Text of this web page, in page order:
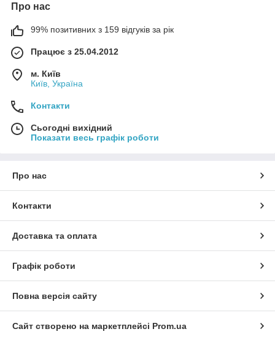
Про нас
99% позитивних з 159 відгуків за рік
Працює з 25.04.2012
м. Київ
Київ, Україна
Контакти
Сьогодні вихідний
Показати весь графік роботи
Про нас
Контакти
Доставка та оплата
Графік роботи
Повна версія сайту
Сайт створено на маркетплейсі Prom.ua